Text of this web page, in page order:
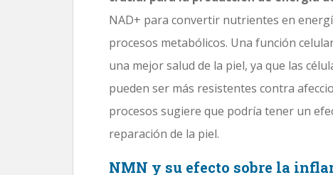
NAD+ para convertir nutrientes en
procesos metabólicos. Una función
una mejor salud de la piel, ya que las
pueden ser más resistentes contra
procesos sugiere que podría tener un
reparación de la piel.
NMN y su efecto sobre la